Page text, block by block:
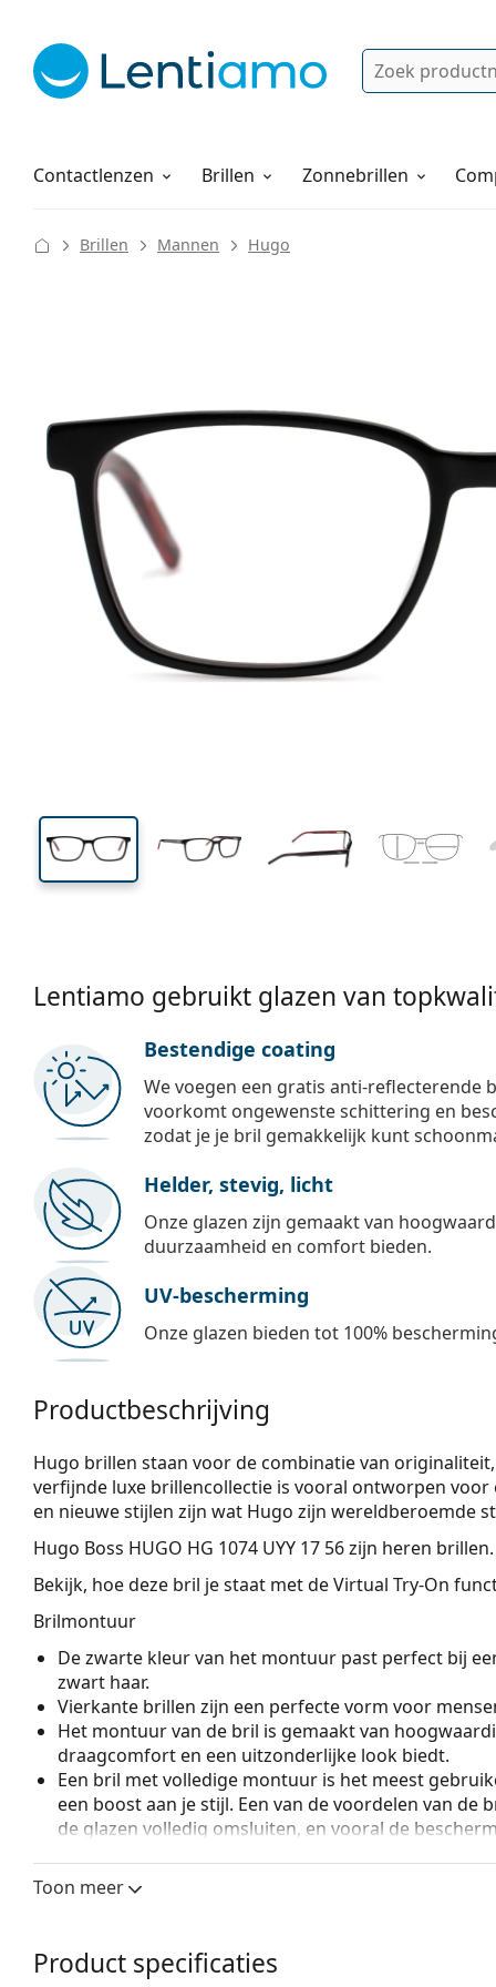
Zoek
Contactlenzen
Lenzenvloeistoffen Brillen Zonnebrillen
Hoe bestellen
Brillen Mannen Hugo
39 mm
Glashoogte Glasbreedte
Lentiamo gebruikt glazen van
Bestendige coating
We voegen een gratis anti-reflecterende
voorkomt ongewenste schittering en
zodat je je bril gemakkelijk kunt
Helder, stevig, licht
Onze glazen zijn gemaakt van
duurzaamheid en comfort bieden.
UV-bescherming
Onze glazen bieden tot 100%
Productbeschrijving
Hugo brillen staan voor de combinatie van
verfijnde luxe brillencollectie is vooral ontworpen
en nieuwe stijlen zijn wat Hugo zijn wereldberoemde
Hugo Boss HUGO HG 1074 UYY 17 56zijn heren brillen.
Bekijk, hoe deze bril je staat met de Virtual Try-On
Brilmontuur
De zwarte kleur van het montuur past perfect bij
zwart haar.
Vierkante brillen zijn een perfecte vorm voor
Het montuur van de bril is gemaakt van
draagcomfort en een uitzonderlijke look biedt.
Een bril met volledige montuur is het meest
een boost aan je stijl. Een van de voordelen van
de glazen volledig omsluiten, en vooral de
een hoger draagcomfort. De monturen zijn
Accessoires
Toon meer
Product specificaties